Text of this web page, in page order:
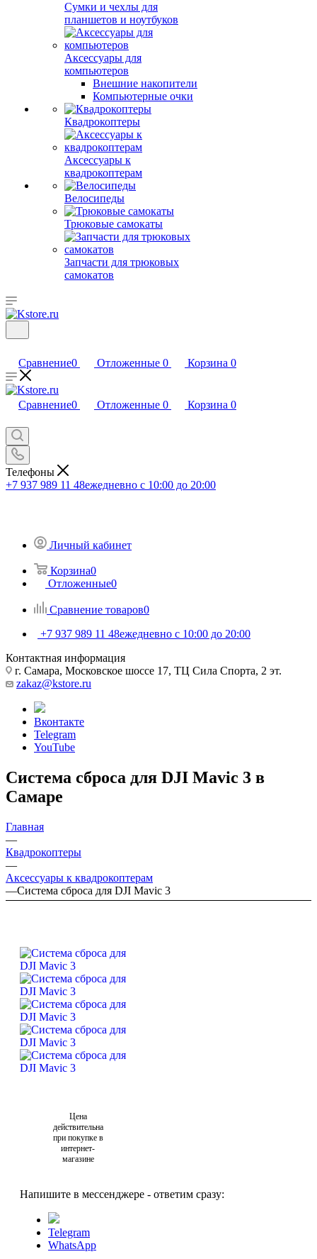
Сумки и чехлы для
планшетов и ноутбуков
Аксессуары для
компьютеров
Внешние накопители
Компьютерные очки
Квадрокоптеры
Аксессуары к
квадрокоптерам
Велосипеды
Трюковые самокаты
Запчасти для трюковых
самокатов
Сравнение0 Отложенные 0 Корзина 0
Сравнение0 Отложенные 0 Корзина 0
Телефоны
+7 937 989 11 48ежедневно с 10:00 до 20:00
Личный кабинет
Корзина0
Отложенные0
Сравнение товаров0
+7 937 989 11 48ежедневно с 10:00 до 20:00
Контактная информация
г. Самара, Московское шоссе 17, ТЦ Сила Спорта, 2 эт.
zakaz@kstore.ru
Вконтакте
Telegram
YouTube
Система сброса для DJI Mavic 3 в
Самаре
Главная
—
Квадрокоптеры
—
Аксессуары к квадрокоптерам
—Система сброса для DJI Mavic 3
Цена
действительна
при покупке в
интернет-
магазине
Напишите в мессенджере - ответим сразу:
Telegram
WhatsApp